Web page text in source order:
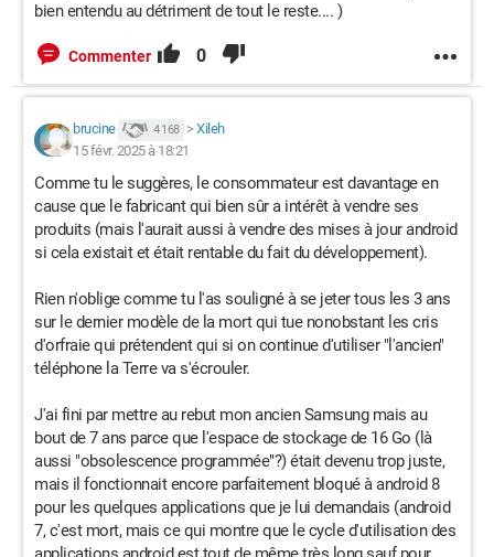
bien entendu au détriment de tout le reste.... )
Commenter 0
brucine 4 168 > Xileh
15 févr. 2025 à 18:21
Comme tu le suggères, le consommateur est davantage en
cause que le fabricant qui bien sûr a intérêt à vendre ses
produits (mais l'aurait aussi à vendre des mises à jour android
si cela existait et était rentable du fait du développement).
Rien n'oblige comme tu l'as souligné à se jeter tous les 3 ans
sur le dernier modèle de la mort qui tue nonobstant les cris
d'orfraie qui prétendent qui si on continue d'utiliser "l'ancien"
téléphone la Terre va s'écrouler.
J'ai fini par mettre au rebut mon ancien Samsung mais au
bout de 7 ans parce que l'espace de stockage de 16 Go (là
aussi "obsolescence programmée"?) était devenu trop juste,
mais il fonctionnait encore parfaitement bloqué à android 8
pour les quelques applications que je lui demandais (android
7, c'est mort, mais ce qui montre que le cycle d'utilisation des